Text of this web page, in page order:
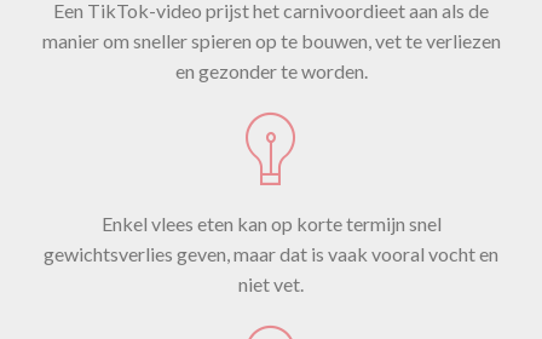
Een TikTok-video prijst het carnivoordieet aan als de
manier om sneller spieren op te bouwen, vet te verliezen
en gezonder te worden.
Enkel vlees eten kan op korte termijn snel
gewichtsverlies geven, maar dat is vaak vooral vocht en
niet vet.